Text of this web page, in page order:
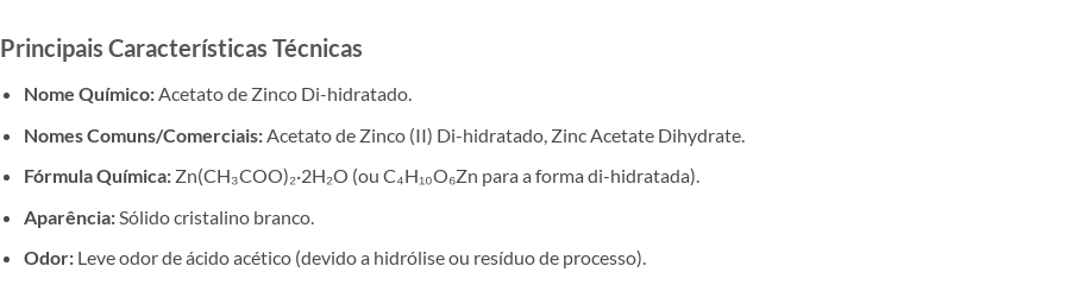
Principais Características Técnicas
Nome Químico:Acetato de Zinco Di-hidratado.
Nomes Comuns/Comerciais: Acetato de Zinco (II) Di-hidratado, Zinc Acetate Dihydrate.
Fórmula Química: Zn(CH₃COO)₂·2H₂O (ou C₄H₁₀O₆Zn para a forma di-hidratada).
Aparência: Sólido cristalino branco.
Odor: Leve odor de ácido acético (devido a hidrólise ou resíduo de processo).